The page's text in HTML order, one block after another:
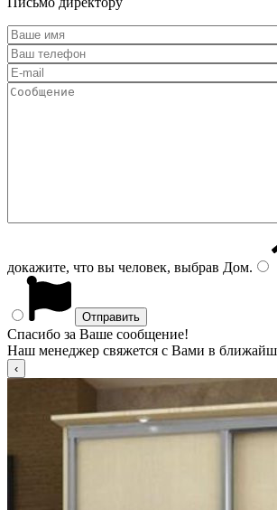
докажите, что вы человек, выбрав Дом.
Спасибо за Ваше сообщение!
Наш менеджер свяжется с Вами в